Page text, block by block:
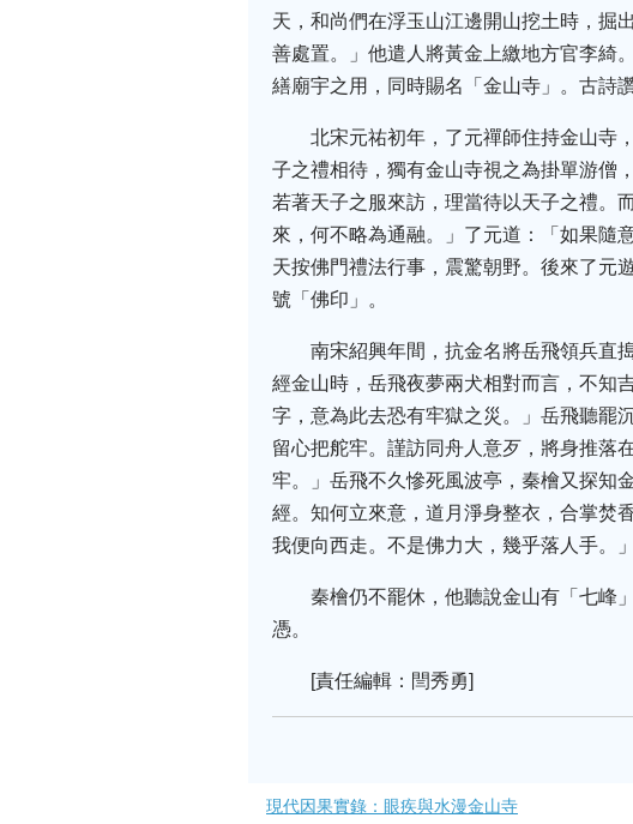
天，和尚們在浮玉山江邊開山挖土時，掘
善處置。」他遣人將黃金上繳地方官李綺
繕廟宇之用，同時賜名「金山寺」。古詩
北宋元祐初年，了元禪師住持金山寺
子之禮相待，獨有金山寺視之為掛單游僧
若著天子之服來訪，理當待以天子之禮。
來，何不略為通融。」了元道：「如果隨
天按佛門禮法行事，震驚朝野。後來了元
號「佛印」。
南宋紹興年間，抗金名將岳飛領兵直
經金山時，岳飛夜夢兩犬相對而言，不知
字，意為此去恐有牢獄之災。」岳飛聽罷
留心把舵牢。謹訪同舟人意歹，將身推落
牢。」岳飛不久慘死風波亭，秦檜又探知
經。知何立來意，道月淨身整衣，合掌焚
我便向西走。不是佛力大，幾乎落人手。
秦檜仍不罷休，他聽說金山有「七峰
憑。
[責任編輯：閆秀勇]
現代因果實錄：眼疾與水漫金山寺